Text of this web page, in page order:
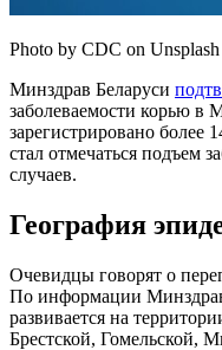
Photo by CDC on Unsplash
Минздрав Беларуси
заболеваемости корью в
зарегистрировано более
стал отмечаться подъем
случаев.
География
Очевидцы говорят о
По информации
развивается на
Брестской, Гомельской,